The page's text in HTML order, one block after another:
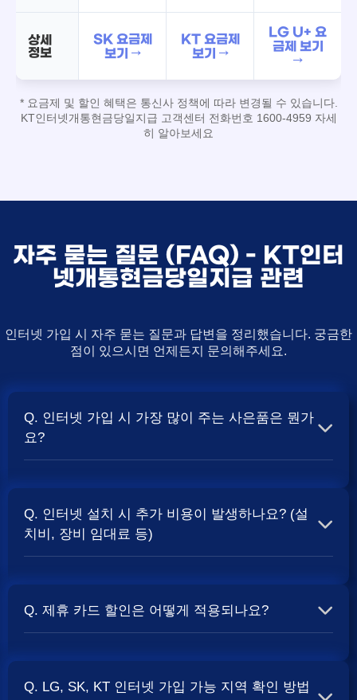
상세
정보
SK 요금제
보기 →
KT 요금제
보기 →
LG U+ 요
금제 보기
→
* 요금제 및 할인 혜택은 통신사 정책에 따라 변경될 수 있습니다.
KT인터넷개통현금당일지급 고객센터 전화번호 1600-4959 자세
히 알아보세요
자주 묻는 질문 (FAQ) - KT인터
넷개통현금당일지급 관련
인터넷 가입 시 자주 묻는 질문과 답변을 정리했습니다. 궁금한
점이 있으시면 언제든지 문의해주세요.
Q. 인터넷 가입 시 가장 많이 주는 사은품은 뭔가
요?
보통 500Mbps 또는 1Gbps 인터넷을 TV와 결합하여 가입
할 때 현금 사은품 및 상품권 혜택이 더 크게 지급되는 경향
Q. 인터넷 설치 시 추가 비용이 발생하나요? (설
치비, 장비 임대료 등)
청구되는 경우가 많습니다. 다만, 인터넷 상품 및 프로모션
책 확인 필수.
Q. 제휴 카드 할인은 어떻게 적용되나요?
서 일정 금액이 할인됩니다. 할인 금액과 조건은 카드사 및
Q. LG, SK, KT 인터넷 가입 가능 지역 확인 방법